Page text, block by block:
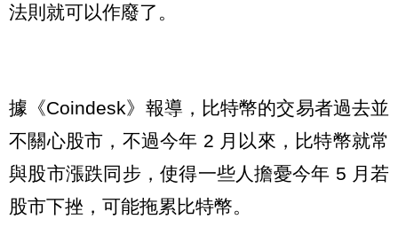
法則就可以作廢了。
據《Coindesk》報導，比特幣的交易者過去並
不關心股市，不過今年 2 月以來，比特幣就常
與股市漲跌同步，使得一些人擔憂今年 5 月若
股市下挫，可能拖累比特幣。